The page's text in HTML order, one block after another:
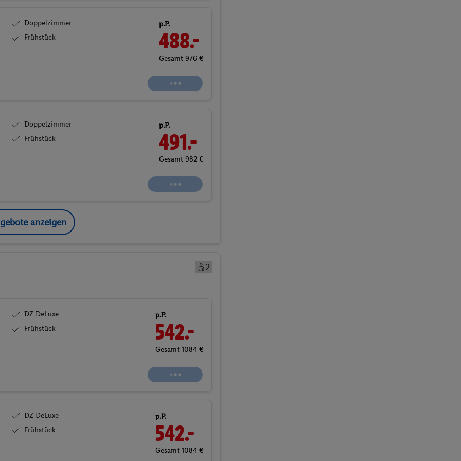
Doppelzimmer
Frühstück
p.P.
546.-
Gesamt 1092 €
Buchen
Doppelzimmer
Frühstück
p.P.
512.-
Gesamt 1024 €
Buchen
anzeigen
2
DZ DeLuxe
Frühstück
p.P.
564.50
Gesamt 1129 €
Buchen
DZ DeLuxe
Frühstück
p.P.
598.-
Gesamt 1196 €